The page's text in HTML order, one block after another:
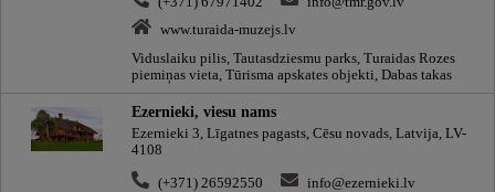
www.turaida-muzejs.lv
Viduslaiku pilis, Tautasdziesmu parks, Turaidas Rozes
piemiņas vieta, Tūrisma apskates objekti, Dabas takas
Ezernieki, viesu nams
Ezernieki 3, Līgatnes pagasts, Cēsu novads, Latvija, LV-
4108
(+371) 26592550
info@ezernieki.lv